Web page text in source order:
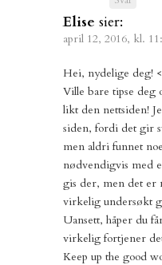
Elise sier:
april 12, 2016, kl.
Hei, nydelige deg!
Ville bare tipse deg
likt den nettsiden!
siden, fordi det gir
men aldri funnet
nødvendigvis med
gis der, men det er
virkelig undersøkt
Uansett, håper du
virkelig fortjener
Keep up the good